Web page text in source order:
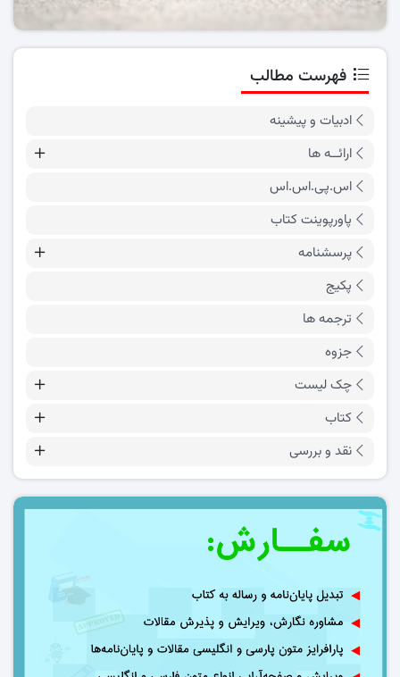
فهرست مطالب
ادبیات و پیشینه
ارائــه ها
اس.پی.اس.اس
پاورپوینت کتاب
پرسشنامه
پکیج
ترجمه ها
جزوه
چک لیست
کتاب
نقد و بررسی